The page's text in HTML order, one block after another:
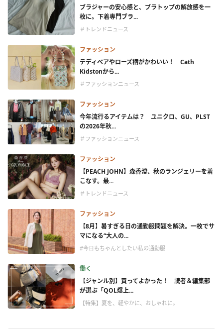
ブラジャーの安心感と、ブラトップの解放感を一
枚に。下着専門ブラ...
＃トレンドニュース
ファッション
テディベアやローズ柄がかわいい！ Cath
Kidstonから...
＃ファッションニュース
ファッション
今年流行るアイテムは？ ユニクロ、GU、PLST
の2026年秋...
＃ファッションニュース
ファッション
【PEACH JOHN】森香澄、秋のランジェリーを着
こなす。最...
＃トレンドニュース
ファッション
【8月】暑すぎる日の通勤服問題を解決。一枚でサ
マになる“大人の...
#今日もちゃんとしたい私の通勤服
働く
【ジャンル別】買ってよかった！ 読者＆編集部
が選ぶ「QOL爆上...
【特集】夏を、軽やかに、おしゃれに。